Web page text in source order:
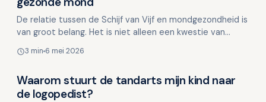
De relatie tussen de Schijf van Vijf en mondgezondheid is
van groot belang. Het is niet alleen een kwestie van
3 min 6 mei 2026
Kinderen en mondgezondheid
Waarom stuurt de tandarts mijn kind naar
de logopedist?